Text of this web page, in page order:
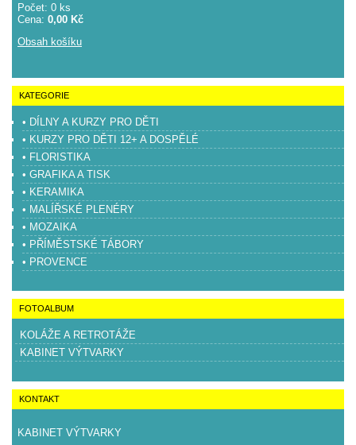
Počet: 0 ks
Cena: 0,00 Kč
Obsah košíku
KATEGORIE
• DÍLNY A KURZY PRO DĚTI
• KURZY PRO DĚTI 12+ A DOSPĚLÉ
• FLORISTIKA
• GRAFIKA A TISK
• KERAMIKA
• MALÍŘSKÉ PLENÉRY
• MOZAIKA
• PŘÍMĚSTSKÉ TÁBORY
• PROVENCE
FOTOALBUM
KOLÁŽE A RETROTÁŽE
KABINET VÝTVARKY
KONTAKT
KABINET VÝTVARKY